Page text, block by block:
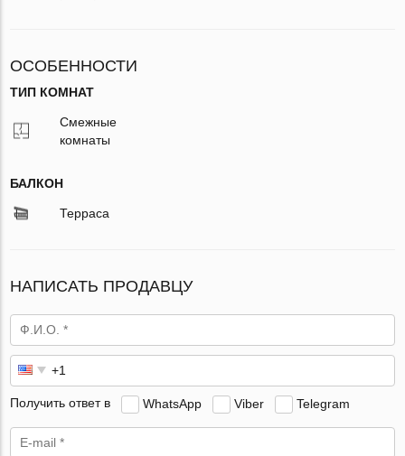
ОСОБЕННОСТИ
ТИП КОМНАТ
Смежные
комнаты
БАЛКОН
Терраса
НАПИСАТЬ ПРОДАВЦУ
Получить ответ в WhatsApp Viber Telegram